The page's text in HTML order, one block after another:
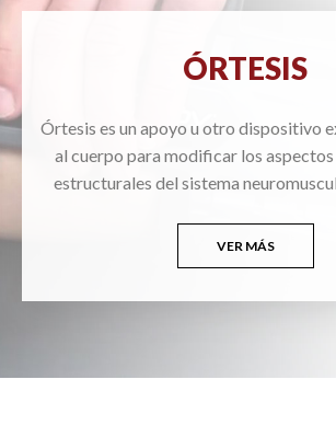
ÓRTESIS
Órtesis es un apoyo u otro dispositivo
al cuerpo para modificar los
estructurales del sistema
VER MÁS